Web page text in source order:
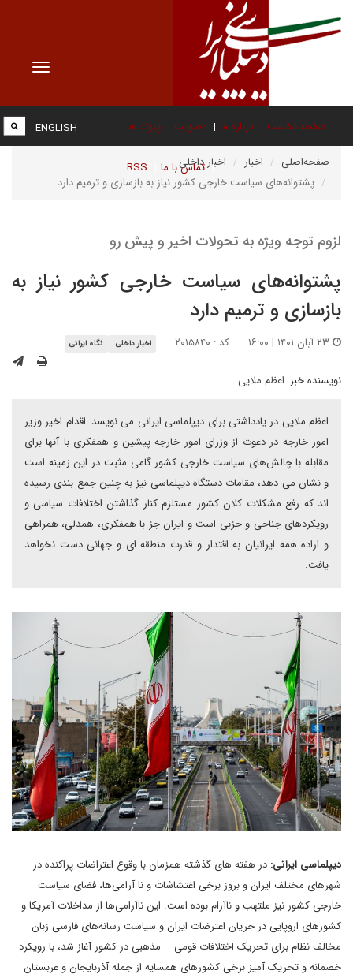
Toggle
صفحه نخست درباره ما عضویت پیوند ها
تماس با ما RSS
ENGLISH
صفحه‌اصلی اخبار
اخبار داخلی
پشتوانه‌های سیاست خارجی کشور نیاز به بازسازی و ترمیم دارد
لزوم توجه ویژه به تحولات اخیر و پیش رو
پشتوانه‌های سیاست خارجی کشور نیاز به
بازسازی و ترمیم دارد
کد : ۲۰۱۵۸۴۰ اخبار داخلی نگاه ایرانی
نویسنده خبر: اعظم ملایی
اعظم ملایی در یادداشتی برای دیپلماسی ایرانی می نویسد: اقدام اخیر وزیر
امور خارجه در دعوت از وزرای امور خارجه پیشین و همفکری با آنها برای
مقابله با چالش‌های سیاست خارجی کشور گامی مثبت در این زمینه است
و نشان می دهد، مقامات دستگاه دیپلماسی نیز به چنین جمع بندی رسیده
اند که رفع مشکلات کلان کشور مستلزم کنار گذاشتن اختلافات سیاسی و
رویکردهای جناحی و حزبی است و ایران جز با همفکری، همدلی، همراهی
و اراده همه ایرانیان به اقتدار و قدرت منطقه ای و جهانی دست نخواهد
یافت.
دیپلماسی ایرانی: در هفته های گذشته همزمان با وقوع اعتراضات پراکنده در
شهرهای مختلف ایران و بروز برخی اغتشاشات و نا آرامی‌ها، فضای سیاست
خارجی کشور نیز ملتهب و ناآرام بوده است. این ناآرامی‌ها از مداخلات آمریکا و
کشورهای اروپایی در جریان اعترضات ایران و سیاست رسانه‌های فارسی زبان
مخالف نظام برای تحریک اختلافات قومی – مذهبی در کشور آغاز شد، با رویکرد
خصمانه و تحریک آمیز برخی کشورهای همسایه از جمله آذربایجان و عربستان